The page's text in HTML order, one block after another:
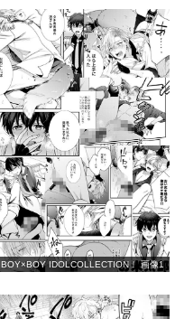
BOY×BOY IDOLCOLLECTION！ 画像1